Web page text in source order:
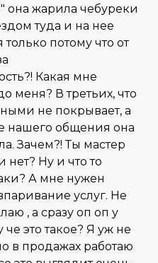
она жарила чебуреки
туда и на нее
потому что от
Какая мне
меня? В третьих, что
не покрывает, а
нашего общения она
Зачем?! Ты мастер
Ну и что то
А мне нужен
услуг. Не
, а сразу оп оп у
че это такое? Я уж не
в продажах работаю